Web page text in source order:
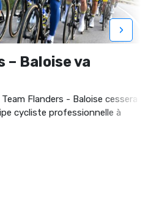
– Baloise va
Flanders - Baloise cessera
cycliste professionnelle à
›